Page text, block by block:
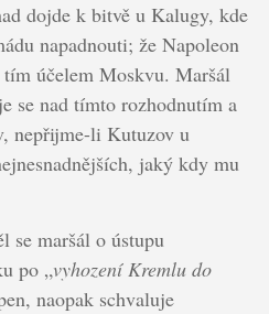
dojde k bitvě u Kalugy, kde
napadnouti; že Napoleon
účelem Moskvu. Maršál
se nad tímto rozhodnutím a
nepřijme-li Kutuzov u
jaký kdy mu
se maršál o ústupu
po „vyhození Kremlu do
naopak schvaluje